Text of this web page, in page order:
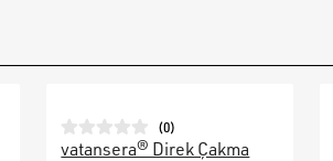
(0)
vatansera® Direk Çakma